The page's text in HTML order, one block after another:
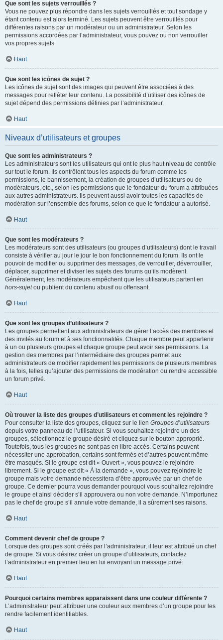
Que sont les sujets verrouillés ?
Vous ne pouvez plus répondre dans les sujets verrouillés et tout sondage y
étant contenu est alors terminé. Les sujets peuvent être verrouillés pour
différentes raisons par un modérateur ou un administrateur. Selon les
permissions accordées par l’administrateur, vous pouvez ou non verrouiller
vos propres sujets.
Haut
Que sont les icônes de sujet ?
Les icônes de sujet sont des images qui peuvent être associées à des
messages pour refléter leur contenu. La possibilité d’utiliser des icônes de
sujet dépend des permissions définies par l’administrateur.
Haut
Niveaux d’utilisateurs et groupes
Que sont les administrateurs ?
Les administrateurs sont les utilisateurs qui ont le plus haut niveau de contrôle
sur tout le forum. Ils contrôlent tous les aspects du forum comme les
permissions, le bannissement, la création de groupes d’utilisateurs ou de
modérateurs, etc., selon les permissions que le fondateur du forum a attribuées
aux autres administrateurs. Ils peuvent aussi avoir toutes les capacités de
modération sur l’ensemble des forums, selon ce que le fondateur a autorisé.
Haut
Que sont les modérateurs ?
Les modérateurs sont des utilisateurs (ou groupes d’utilisateurs) dont le travail
consiste à vérifier au jour le jour le bon fonctionnement du forum. Ils ont le
pouvoir de modifier ou supprimer des messages, de verrouiller, déverrouiller,
déplacer, supprimer et diviser les sujets des forums qu’ils modèrent.
Généralement, les modérateurs empêchent que les utilisateurs partent en
hors-sujetou publient du contenu abusif ou offensant.
Haut
Que sont les groupes d’utilisateurs ?
Les groupes permettent aux administrateurs de gérer l’accès des membres et
des invités au forum et à ses fonctionnalités. Chaque membre peut appartenir
à un ou plusieurs groupes et chaque groupe peut avoir ses permissions. La
gestion des membres par l’intermédiaire des groupes permet aux
administrateurs de modifier rapidement les permissions de plusieurs membres
à la fois, telles qu’ajouter des permissions de modération ou rendre accessible
un forum privé.
Haut
Où trouver la liste des groupes d’utilisateurs et comment les rejoindre ?
Pour consulter la liste des groupes, cliquez sur le lien Groupes d’utilisateurs
depuis votre panneau de l’utilisateur. Si vous souhaitez rejoindre un des
groupes, sélectionnez le groupe désiré et cliquez sur le bouton approprié.
Toutefois, tous les groupes ne sont pas en libre accès. Certains peuvent
nécessiter une approbation, certains sont fermés et d’autres peuvent même
être masqués. Si le groupe est dit « Ouvert », vous pouvez le rejoindre
librement. Si le groupe est dit « À la demande », vous pouvez rejoindre le
groupe mais votre demande nécessitera d’être approuvée par un chef de
groupe. Ce dernier pourra vous demander pourquoi vous souhaitez rejoindre
le groupe et ainsi décider s’il approuvera ou non votre demande. N’importunez
pas le chef de groupe s’il annule votre demande, il a sûrement ses raisons.
Haut
Comment devenir chef de groupe ?
Lorsque des groupes sont créés par l’administrateur, il leur est attribué un chef
de groupe. Si vous désirez créer un groupe d’utilisateurs, contactez
l’administrateur en premier lieu en lui envoyant un message privé.
Haut
Pourquoi certains membres apparaissent dans une couleur différente ?
L’administrateur peut attribuer une couleur aux membres d’un groupe pour les
rendre facilement identifiables.
Haut